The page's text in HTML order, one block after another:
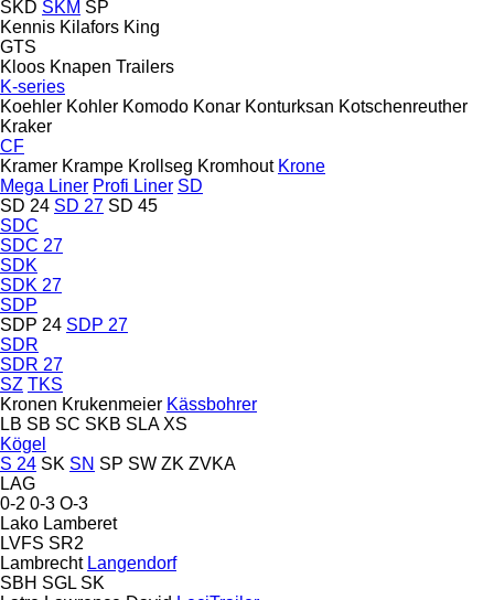
SKD SKM SP
Kennis Kilafors King
GTS
Kloos Knapen Trailers
K-series
Koehler Kohler Komodo Konar Konturksan Kotschenreuther
Kraker
CF
Kramer Krampe Krollseg Kromhout Krone
Mega Liner Profi Liner SD
SD 24 SD 27 SD 45
SDC
SDC 27
SDK
SDK 27
SDP
SDP 24 SDP 27
SDR
SDR 27
SZ TKS
Kronen Krukenmeier Kässbohrer
LB SB SC SKB SLA XS
Kögel
S 24 SK SN SP SW ZK ZVKA
LAG
0-2 0-3 O-3
Lako Lamberet
LVFS SR2
Lambrecht Langendorf
SBH SGL SK